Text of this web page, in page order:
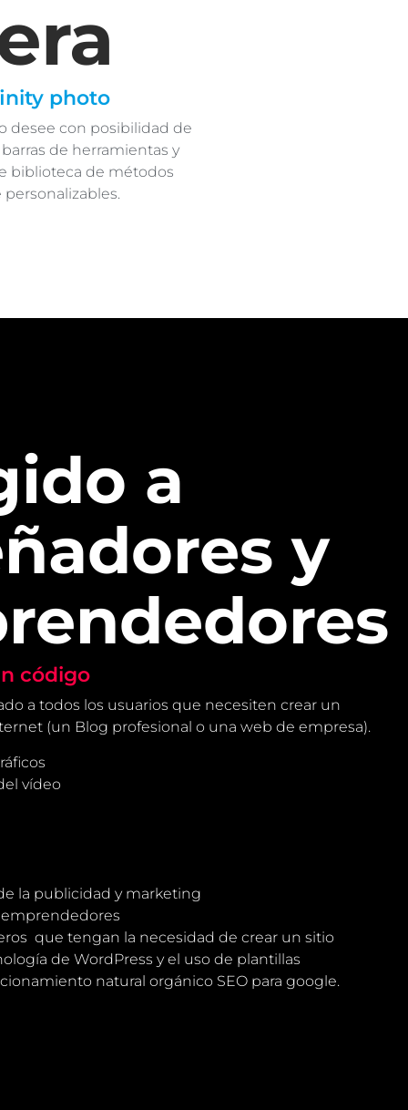
photo
desee con posibilidad de
de herramientas y
biblioteca de métodos
a
y
código
a todos los usuarios que necesiten crear un
(un Blog profesional o una web de empresa).
vídeo
la publicidad y marketing
que tengan la necesidad de crear un sitio
de WordPress y el uso de plantillas
natural orgánico SEO para google.